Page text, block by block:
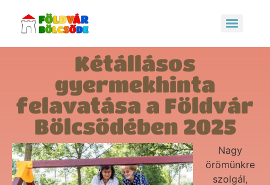
Kétállásos
gyermekhinta
felavatása a Földvár
Bölcsődében 2025
Nagy
örömünkre
szolgál,